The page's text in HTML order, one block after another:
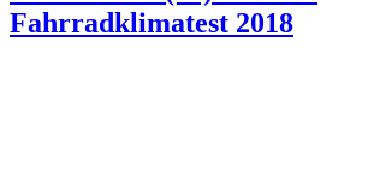
Fahrradklimatest 2018